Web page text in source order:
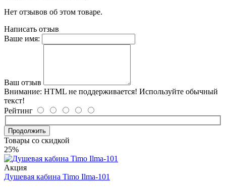
Нет отзывов об этом товаре.
Написать отзыв
Ваше имя:
Ваш отзыв
Внимание: HTML не поддерживается! Используйте обычный
текст!
Рейтинг
Продолжить
Товары со скидкой
25%
Акция
Душевая кабина Timo Ilma-101